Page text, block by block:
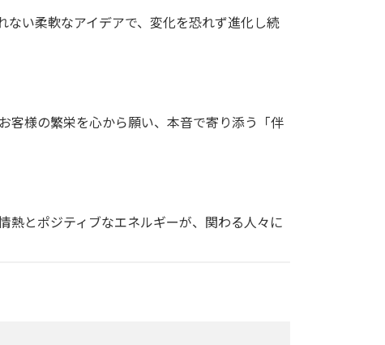
い柔軟なアイデアで、変化を恐れず進化し続
客様の繁栄を心から願い、本音で寄り添う「伴
熱とポジティブなエネルギーが、関わる人々に